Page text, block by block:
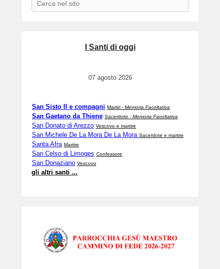
I Santi di oggi
07 agosto 2026
San Sisto II e compagni Martiri - Memoria Facoltativa
San Gaetano da Thiene Sacerdote - Memoria Facoltativa
San Donato di Arezzo Vescovo e martire
San Michele De La Mora De La Mora Sacerdote e martire
Santa Afra Martire
San Celso di Limoges Confessore
San Donaziano Vescovo
gli altri santi ...